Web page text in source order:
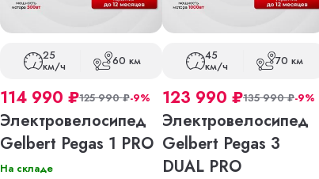
25
км/ч 60 км
114 990 ₽125 990₽-9%
Электровелосипед
Gelbert Pegas 1 PRO
На складе
45
км/ч 70 км
123 990 ₽135 990₽-9%
Электровелосипед
Gelbert Pegas 3
DUAL PRO